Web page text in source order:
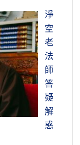
淨
空
老
法
師
答
疑
解
惑